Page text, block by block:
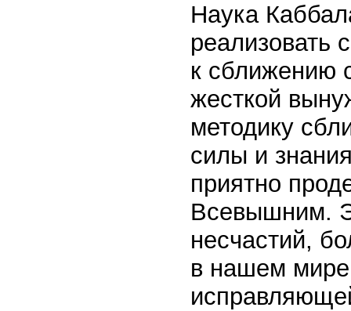
Наука
реализовать
к сближению
жесткой
методику
силы и
приятно
Всевышним.
несчастий,
в нашем